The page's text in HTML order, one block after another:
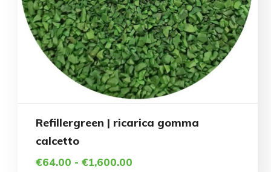
nella
pagina
prodotto
Refillergreen | ricarica gomma
calcetto
€64.00 - €1,600.00Fascia